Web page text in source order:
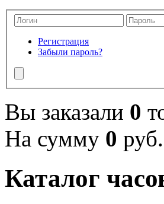
Регистрация
Забыли пароль?
Вы заказали 0
На сумму 0 руб.
Каталог